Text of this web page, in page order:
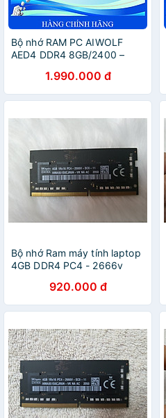
Bộ nhớ RAM PC AIWOLF
AED4 DDR4 8GB/2400 –
1.990.000 đ
Bộ nhớ Ram máy tính laptop
4GB DDR4 PC4 - 2666v
chính hãng920.000 đ